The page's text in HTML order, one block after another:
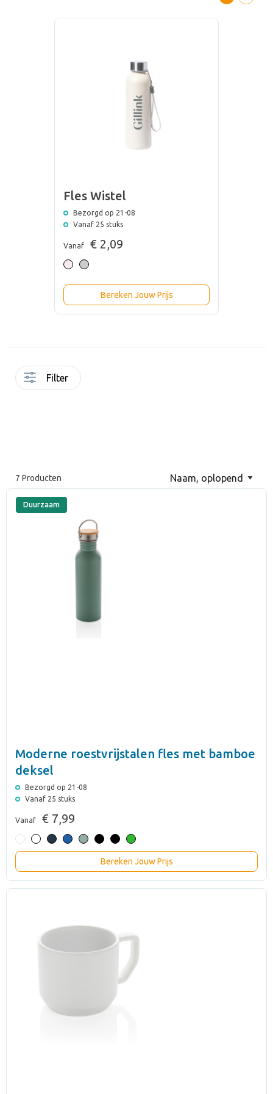
Fles Wistel
Bezorgd op 21-08
Vanaf 25 stuks
Vanaf € 2,09
Bereken Jouw Prijs
Filter
7 Producten
Duurzaam
Moderne roestvrijstalen fles met bamboe
deksel
Bezorgd op 21-08
Vanaf 25 stuks
Vanaf € 7,99
Bereken Jouw Prijs